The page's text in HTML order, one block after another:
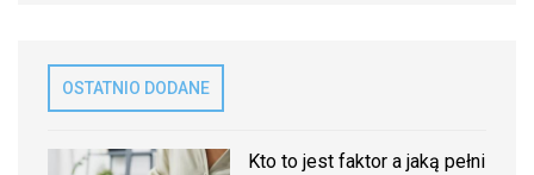
OSTATNIO DODANE
Kto to jest faktor a jaką pełni